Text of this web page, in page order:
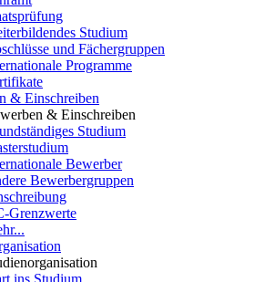
Studium
und Fächergruppen
Programme
& Einschreiben
& Einschreiben
Studium
Bewerber
Bewerbergruppen
Grenzwerte
ins Studium